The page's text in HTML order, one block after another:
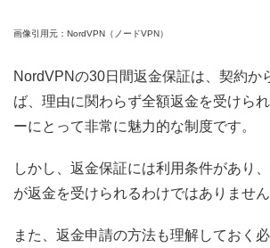
画像引用元：NordVPN（ノードVPN）
NordVPNの30日間返金保証は、契約か
ば、理由に関わらず全額返金を受けら
ーにとって非常に魅力的な制度です。
しかし、返金保証には利用条件があり
が返金を受けられるわけではありません
また、返金申請の方法も理解しておく必